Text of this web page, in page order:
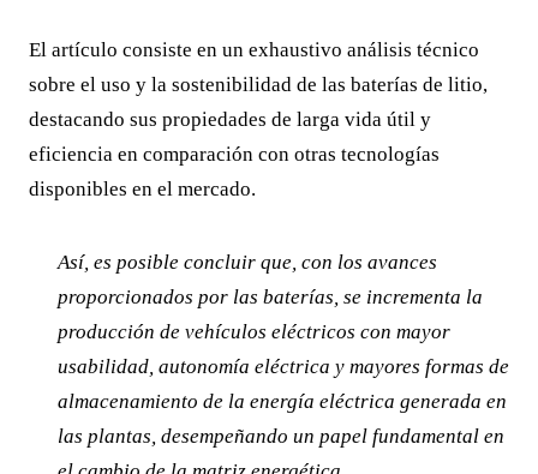
El artículo consiste en un exhaustivo análisis técnico
sobre el uso y la sostenibilidad de las baterías de litio,
destacando sus propiedades de larga vida útil y
eficiencia en comparación con otras tecnologías
disponibles en el mercado.
Así, es posible concluir que, con los avances
proporcionados por las baterías, se incrementa la
producción de vehículos eléctricos con mayor
usabilidad, autonomía eléctrica y mayores formas de
almacenamiento de la energía eléctrica generada en
las plantas, desempeñando un papel fundamental en